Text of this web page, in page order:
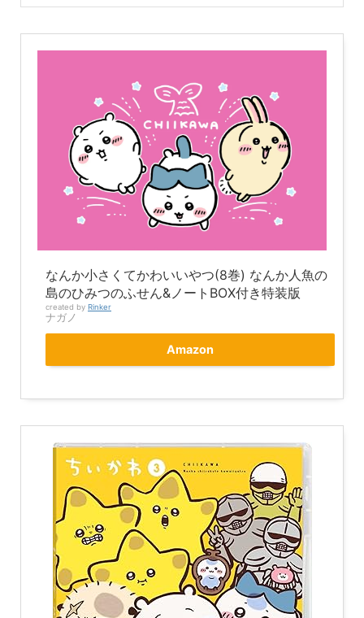
なんか小さくてかわいいやつ(8巻) なんか人魚の
島のひみつのふせん&ノートBOX付き特装版
created by Rinker
ナガノ
Amazon